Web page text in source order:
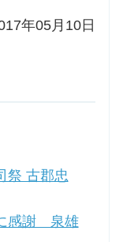
年05月10日
祭 古郡忠
感謝 泉雄